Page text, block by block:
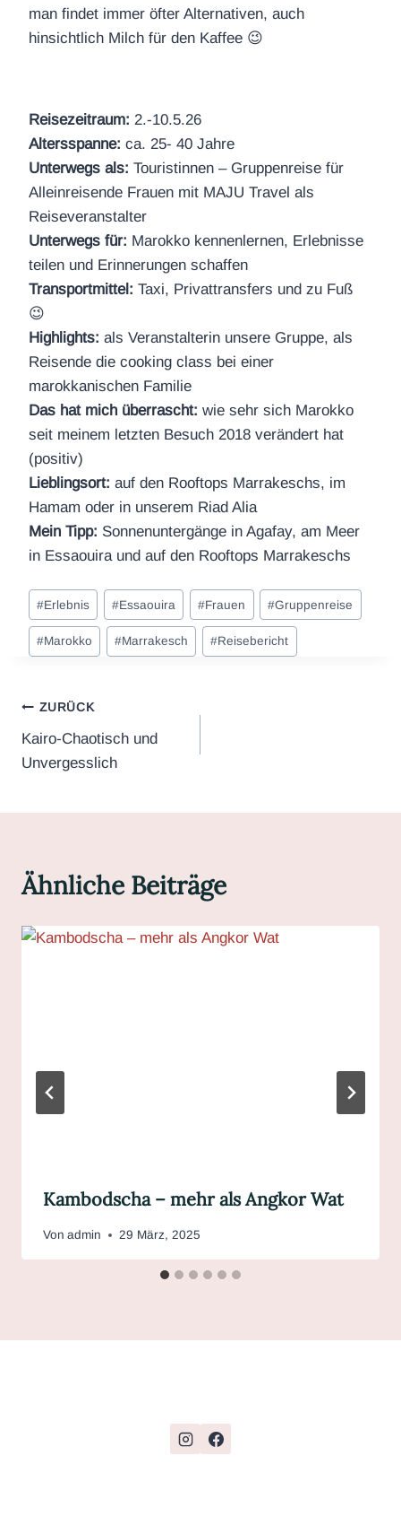
man findet immer öfter Alternativen, auch
hinsichtlich Milch für den Kaffee 😉
Reisezeitraum: 2.-10.5.26
Altersspanne: ca. 25- 40 Jahre
Unterwegs als: Touristinnen – Gruppenreise für
Alleinreisende Frauen mit MAJU Travel als
Reiseveranstalter
Unterwegs für: Marokko kennenlernen, Erlebnisse
teilen und Erinnerungen schaffen
Transportmittel: Taxi, Privattransfers und zu Fuß
😉
Highlights: als Veranstalterin unsere Gruppe, als
Reisende die cooking class bei einer
marokkanischen Familie
Das hat mich überrascht: wie sehr sich Marokko
seit meinem letzten Besuch 2018 verändert hat
(positiv)
Lieblingsort: auf den Rooftops Marrakeschs, im
Hamam oder in unserem Riad Alia
Mein Tipp: Sonnenuntergänge in Agafay, am Meer
in Essaouira und auf den Rooftops Marrakeschs
Schlagworte:
#Erlebnis #Essaouira #Frauen #Gruppenreise
#Marokko #Marrakesch #Reisebericht
Beitragsnavigation
ZURÜCK
Kairo-Chaotisch und
Unvergesslich
Ähnliche Beiträge
Kambodscha – mehr als Angkor Wat
Von admin 29 März, 2025